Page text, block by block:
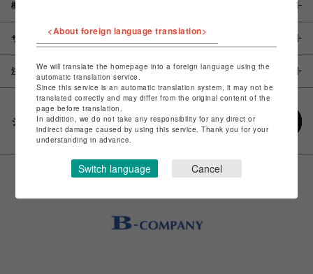
概要
サイズ
注意事項
シェアする
<About foreign language translation>
We will translate the homepage into a foreign language using the
automatic translation service.
Since this service is an automatic translation system, it may not be
translated correctly and may differ from the original content of the
page before translation.
In addition, we do not take any responsibility for any direct or
indirect damage caused by using this service. Thank you for your
understanding in advance.
Switch language Cancel